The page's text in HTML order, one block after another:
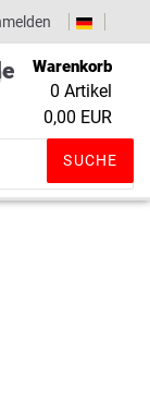
(0)
SUCHE
Warenkorb
0 Artikel
0,00 EUR